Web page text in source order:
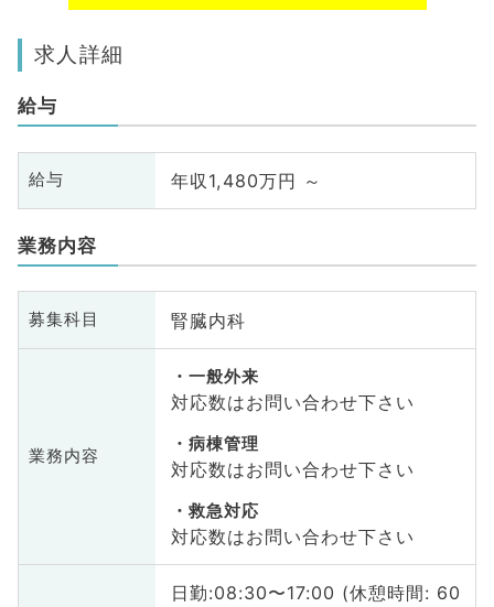
求人詳細
給与
給与 年収1,480万円 ～
業務内容
募集科目 腎臓内科
業務内容
一般外来
対応数はお問い合わせ下さい
病棟管理
対応数はお問い合わせ下さい
救急対応
対応数はお問い合わせ下さい
日勤:08:30〜17:00 (休憩時間: 60